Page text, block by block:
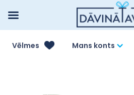
Vēlmes Mans konts